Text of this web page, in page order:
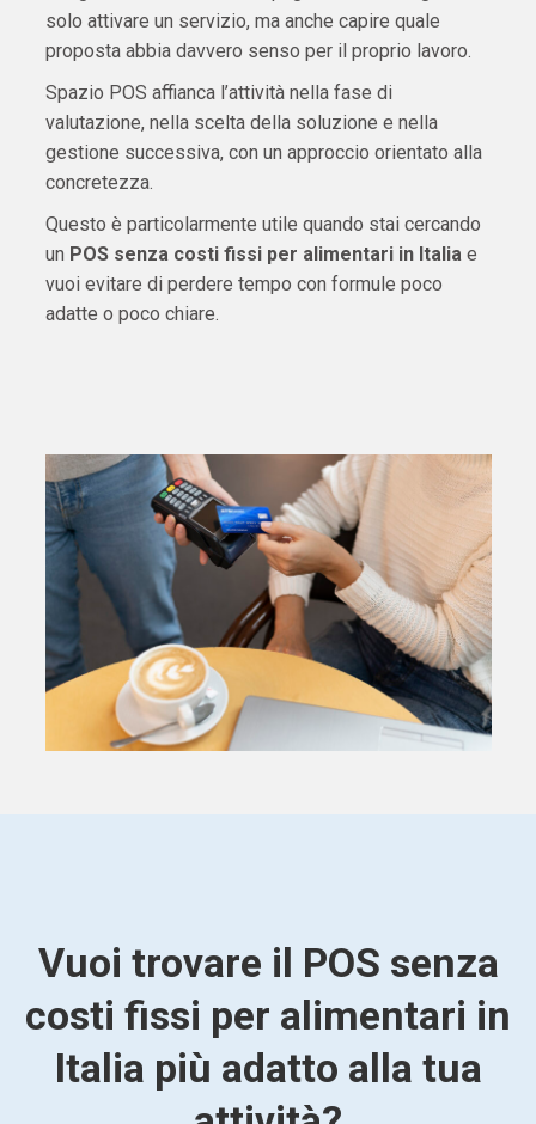
solo attivare un servizio, ma anche capire quale
proposta abbia davvero senso per il proprio lavoro.
Spazio POS affianca l’attività nella fase di
valutazione, nella scelta della soluzione e nella
gestione successiva, con un approccio orientato alla
concretezza.
Questo è particolarmente utile quando stai cercando
un POS senza costi fissi per alimentari in Italiae
vuoi evitare di perdere tempo con formule poco
adatte o poco chiare.
Vuoi trovare il POS senza
costi fissi per alimentari in
Italia più adatto alla tua